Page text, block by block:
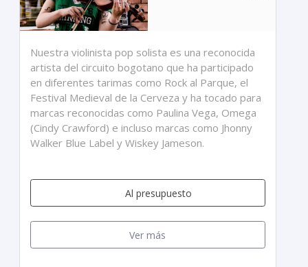
Nuestra violinista pop solista es una reconocida
artista del circuito bogotano que ha participado
en diferentes tarimas como Rock al Parque, el
Festival Medieval de la Cerveza y ha tocado para
marcas reconocidas como Paulina Vega, Omega
(Cindy Crawford) e incluso marcas como Jhonny
Walker Blue Label y Wiskey Jameson.
Al presupuesto
Ver más